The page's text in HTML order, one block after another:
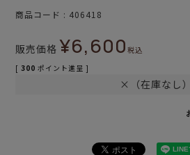
商品コード 406418
販売価格 ¥6,600税込
[ 300 ポイント進呈 ]
×（在庫なし）